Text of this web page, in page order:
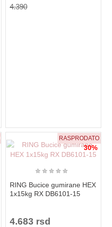
4.390
RASPRODATO
30%
★ ★ ★ ★ ★
RING Bucice gumirane HEX
1x15kg RX DB6101-15
4.683 rsd